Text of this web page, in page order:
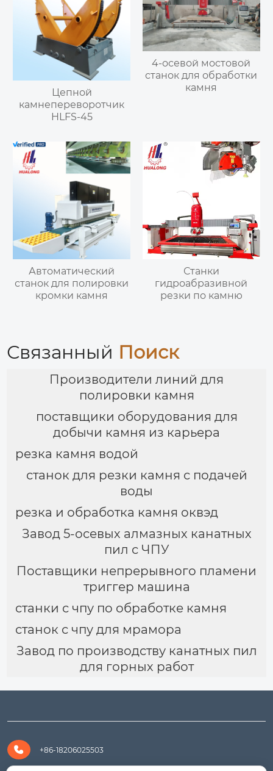
Цепной
камнепереворотчик
HLFS-45
4-осевой мостовой
станок для обработки
камня
Автоматический
станок для полировки
кромки камня
Станки
гидроабразивной
резки по камню
Связанный Поиск
Производители линий для
полировки камня
поставщики оборудования для
добычи камня из карьера
резка камня водой
станок для резки камня с подачей
воды
резка и обработка камня оквэд
Завод 5-осевых алмазных канатных
пил с ЧПУ
Поставщики непрерывного пламени
триггер машина
станки с чпу по обработке камня
станок с чпу для мрамора
Завод по производству канатных пил
для горных работ
 +86-18206025503